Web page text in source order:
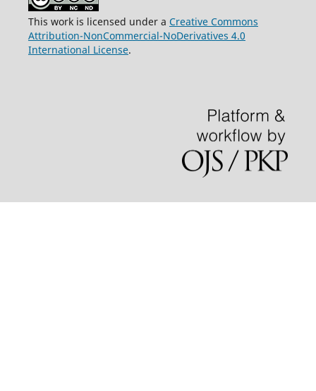
This work is licensed under a Creative Commons
Attribution-NonCommercial-NoDerivatives 4.0
International License.